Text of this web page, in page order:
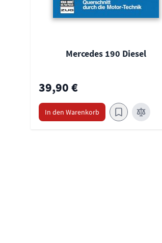
Mercedes 190 Diesel
39,90 €
In den Warenkorb